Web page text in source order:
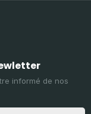
informé de nos